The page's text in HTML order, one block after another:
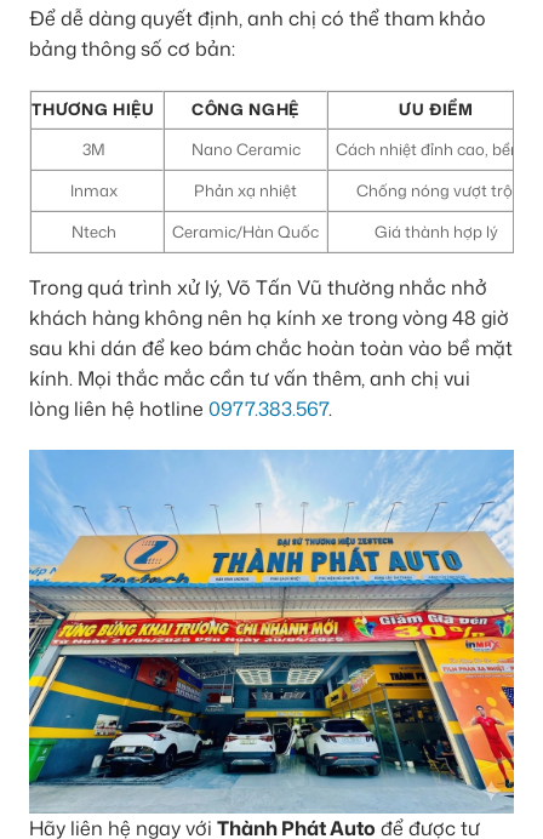
Để dễ dàng quyết định, anh chị có thể tham khảo
bảng thông số cơ bản:
THƯƠNG HIỆU CÔNG NGHỆ
ƯU ĐIỂM
3M
Nano Ceramic
Cách nhiệt đỉnh cao, bền bỉ
Inmax
Phản xạ nhiệt
Chống nóng vượt trội
Ntech
Ceramic/Hàn Quốc Giá thành hợp lý
Trong quá trình xử lý, Võ Tấn Vũ thường nhắc nhở
khách hàng không nên hạ kính xe trong vòng 48 giờ
sau khi dán để keo bám chắc hoàn toàn vào bề mặt
kính. Mọi thắc mắc cần tư vấn thêm, anh chị vui
lòng liên hệ hotline 0977.383.567.
Hãy liên hệ ngay với Thành Phát Auto để được tư